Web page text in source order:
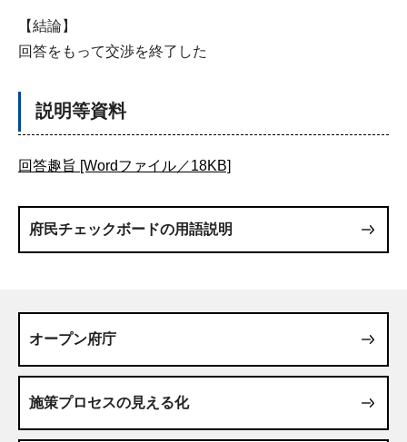
【結論】
回答をもって交渉を終了した
説明等資料
回答趣旨 [Wordファイル／18KB]
府民チェックボードの用語説明
オープン府庁
施策プロセスの見える化